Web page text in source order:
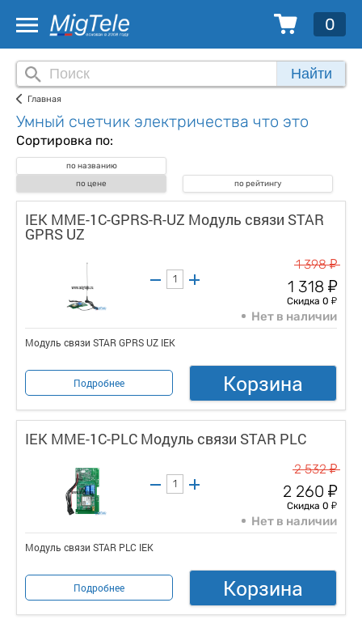
0
Найти
Главная
Умный счетчик электричества что это
Сортировка по:
по названию
по цене
по рейтингу
IEK MME-1C-GPRS-R-UZ Модуль связи STAR
GPRS UZ
1 398у
1 318 у
Скидка 0 у
Нет в наличии
Модуль связи STAR GPRS UZ IEK
Подробнее Корзина
IEK MME-1C-PLC Модуль связи STAR PLC
2 532у
2 260 у
Скидка 0 у
Нет в наличии
Модуль связи STAR PLC IEK
Подробнее Корзина